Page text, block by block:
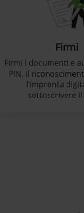
Firmi
Firmi i documenti e
PIN, il
l’impronta
sottoscrivere